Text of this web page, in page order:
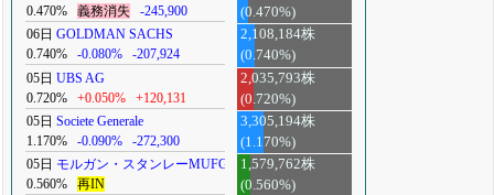
0.470%
義務消失 -245,900
(0.470%)
06日 GOLDMAN SACHS
0.740%
-0.080% -207,924
2,108,184株
(0.740%)
05日 UBS AG
0.720%
+0.050% +120,131
2,035,793株
(0.720%)
05日 Societe Generale
1.170%
-0.090% -272,300
3,305,194株
(1.170%)
05日 モルガン・スタンレーMUFG
0.560%
再IN
1,579,762株
(0.560%)